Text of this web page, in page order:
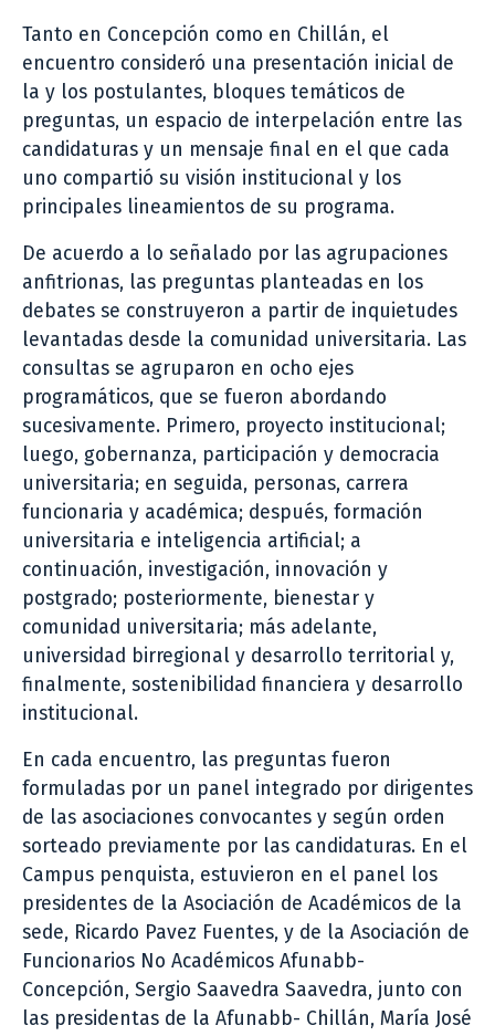
Tanto en Concepción como en Chillán, el
encuentro consideró una presentación inicial de
la y los postulantes, bloques temáticos de
preguntas, un espacio de interpelación entre las
candidaturas y un mensaje final en el que cada
uno compartió su visión institucional y los
principales lineamientos de su programa.
De acuerdo a lo señalado por las agrupaciones
anfitrionas, las preguntas planteadas en los
debates se construyeron a partir de inquietudes
levantadas desde la comunidad universitaria. Las
consultas se agruparon en ocho ejes
programáticos, que se fueron abordando
sucesivamente. Primero, proyecto institucional;
luego, gobernanza, participación y democracia
universitaria; en seguida, personas, carrera
funcionaria y académica; después, formación
universitaria e inteligencia artificial; a
continuación, investigación, innovación y
postgrado; posteriormente, bienestar y
comunidad universitaria; más adelante,
universidad birregional y desarrollo territorial y,
finalmente, sostenibilidad financiera y desarrollo
institucional.
En cada encuentro, las preguntas fueron
formuladas por un panel integrado por dirigentes
de las asociaciones convocantes y según orden
sorteado previamente por las candidaturas. En el
Campus penquista, estuvieron en el panel los
presidentes de la Asociación de Académicos de la
sede, Ricardo Pavez Fuentes, y de la Asociación de
Funcionarios No Académicos Afunabb-
Concepción, Sergio Saavedra Saavedra, junto con
las presidentas de la Afunabb- Chillán, María José